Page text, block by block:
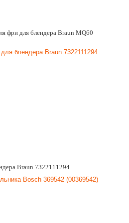
фри для блендера Braun MQ60
Braun 7322111294